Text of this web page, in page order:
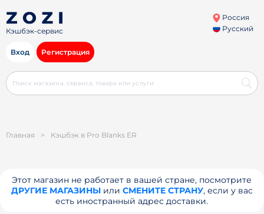
Кэшбэк-сервис
Россия
Русский
Вход Регистрация
Главная > Кэшбэк в Pro Blanks ER
Этот магазин не работает в вашей стране, посмотрите
ДРУГИЕ МАГАЗИНЫили СМЕНИТЕ СТРАНУ, если у вас
есть иностранный адрес доставки.